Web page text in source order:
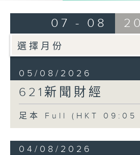
07 - 08
05/08/2026
621新聞財經
足本 Full (HKT
04/08/2026